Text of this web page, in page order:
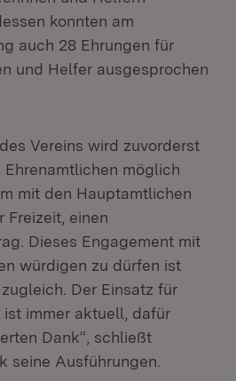
konnten am
auch 28 Ehrungen für
und Helfer ausgesprochen
Vereins wird zuvorderst
möglich
mit den Hauptamtlichen
Freizeit, einen
Dieses Engagement mit
würdigen zu dürfen ist
Der Einsatz für
ist immer aktuell, dafür
Dank“, schließt
seine Ausführungen.